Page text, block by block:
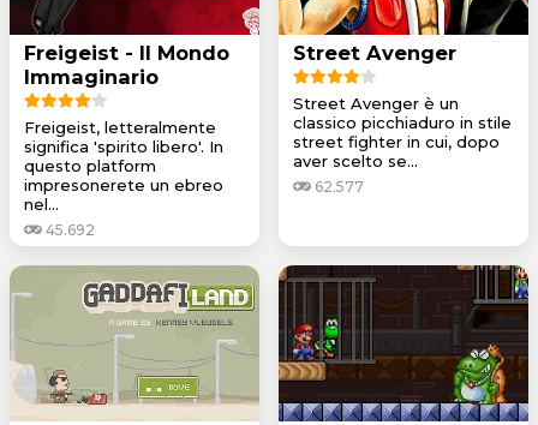
Freigeist - Il Mondo
Immaginario
Freigeist, letteralmente
significa 'spirito libero'. In
questo platform
impresonerete un ebreo
nel...
45.692
Street Avenger
Street Avenger è un
classico picchiaduro in stile
street fighter in cui, dopo
aver scelto se...
62.577